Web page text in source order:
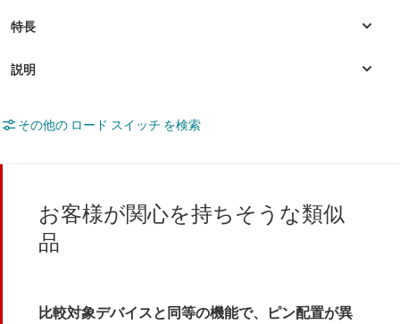
その他の ロード スイッチ を検索
お客様が関心を持ちそうな類似
品
比較対象デバイスと同等の機能で、ピン配置が異